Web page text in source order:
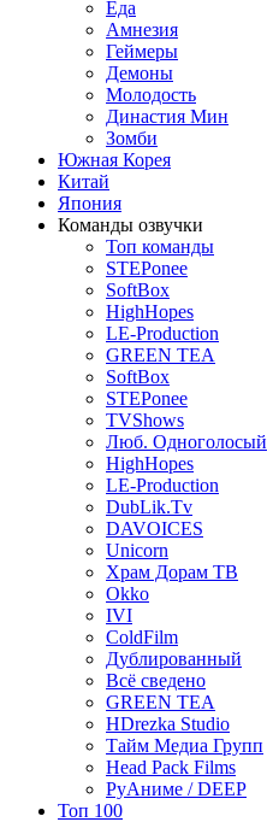
Еда
Амнезия
Геймеры
Демоны
Молодость
Династия Мин
Зомби
Южная Корея
Китай
Япония
Команды озвучки
Топ команды
STEPonee
SoftBox
HighHopes
LE-Production
GREEN TEA
SoftBox
STEPonee
TVShows
Люб. Одноголосый
HighHopes
LE-Production
DubLik.Tv
DAVOICES
Unicorn
Храм Дорам ТВ
Okko
IVI
ColdFilm
Дублированный
Всё сведено
GREEN TEA
HDrezka Studio
Тайм Медиа Групп
Head Pack Films
РуАниме / DEEP
Топ 100